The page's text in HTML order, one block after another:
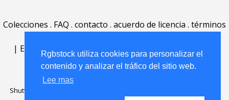
Rgbstock utiliza cookies para personalizar el
contenido y analizar el tráfico del sitio web.
Lee mas
Colecciones . FAQ . contacto . acuerdo de licencia . términos
| English | Deutsch| Español Português
Nederlands|
Shutterstock official partner of Rgbstock